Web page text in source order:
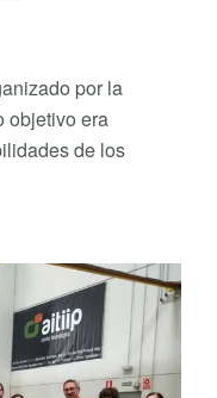
por la
objetivo era
de los